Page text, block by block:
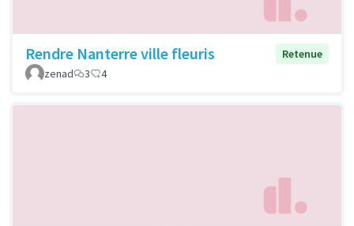
Rendre Nanterre ville fleuris
Retenue
zenad
3 4